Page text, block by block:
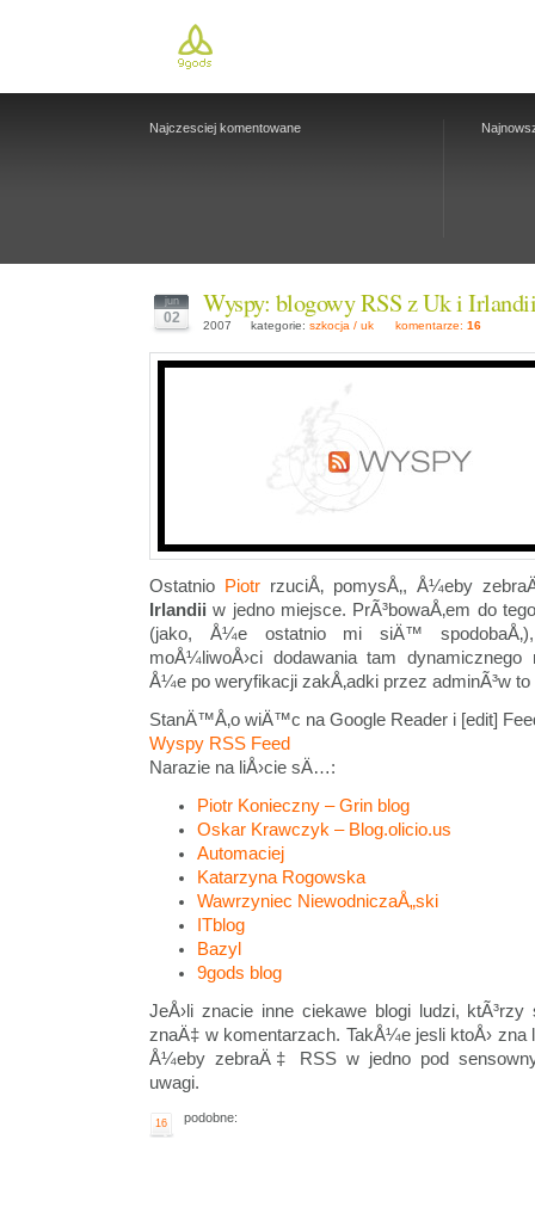
Najczesciej komentowane
jun
02 Wyspy: blogowy RSS z Uk i Irlandii
2007 kategorie: szkocja / uk komentarze: 16
Ostatnio Piotr rzuciÅ‚ pomysÅ‚, Å¼eby
Irlandii w jedno miejsce. PrÃ³bowaÅ‚em do
(jako, Å¼e ostatnio mi siÄ™
moÅ¼liwoÅ›ci dodawania tam dynamicznego
Å¼e po weryfikacji zakÅ‚adki przez adminÃ³w
StanÄ™Å‚o wiÄ™c na Google Reader i [edit]
Wyspy RSS Feed
Narazie na liÅ›cie sÄ…:
Piotr Konieczny – Grin blog
Oskar Krawczyk – Blog.olicio.us
Automaciej
Katarzyna Rogowska
Wawrzyniec NiewodniczaÅ„ski
ITblog
Bazyl
9gods blog
JeÅ›li znacie inne ciekawe blogi ludzi,
znaÄ‡ w komentarzach. TakÅ¼e jesli ktoÅ› zna
Å¼eby zebraÄ‡ RSS w jedno pod
uwagi.
16 podobne: